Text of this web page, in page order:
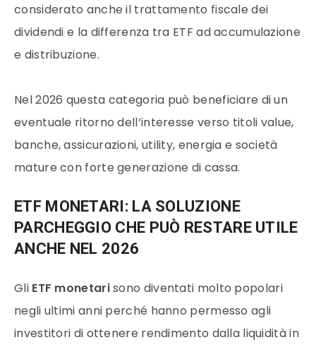
considerato anche il trattamento fiscale dei
dividendi e la differenza tra ETF ad accumulazione
e distribuzione.
Nel 2026 questa categoria può beneficiare di un
eventuale ritorno dell’interesse verso titoli value,
banche, assicurazioni, utility, energia e società
mature con forte generazione di cassa.
ETF MONETARI: LA SOLUZIONE
PARCHEGGIO CHE PUÒ RESTARE UTILE
ANCHE NEL 2026
Gli ETF monetarisono diventati molto popolari
negli ultimi anni perché hanno permesso agli
investitori di ottenere rendimento dalla liquidità in